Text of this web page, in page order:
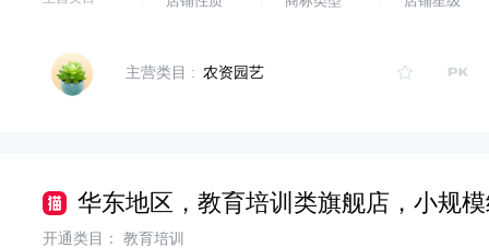
主营类目 : 农资园艺
开通类目： 教育培训